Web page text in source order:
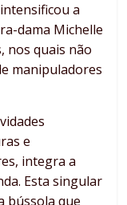
a
dama Michelle
nos quais não
manipuladores
e
integra a
Esta singular
bússola que